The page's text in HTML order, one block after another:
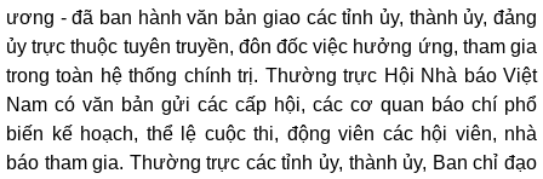
ương - đã ban hành văn bản giao các tỉnh ủy, thành ủy, đảng
ủy trực thuộc tuyên truyền, đôn đốc việc hưởng ứng, tham gia
trong toàn hệ thống chính trị. Thường trực Hội Nhà báo Việt
Nam có văn bản gửi các cấp hội, các cơ quan báo chí phổ
biến kế hoạch, thể lệ cuộc thi, động viên các hội viên, nhà
báo tham gia. Thường trực các tỉnh ủy, thành ủy, Ban chỉ đạo